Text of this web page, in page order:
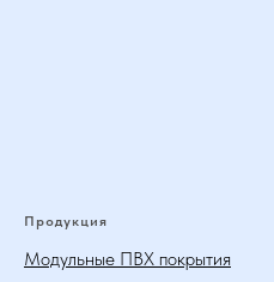
Продукция
Модульные ПВХ покрытия